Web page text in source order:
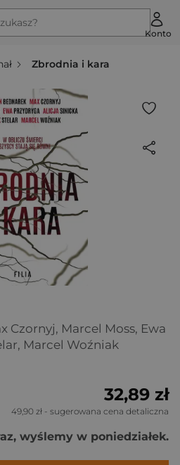
Konto
Zbrodnia i kara
Czornyj, Marcel Moss, Ewa
, Marcel Woźniak
32,89 zł
49,90 zł - sugerowana cena detaliczna
wyślemy w poniedziałek.